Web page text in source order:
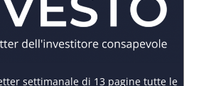
settimanale di 13 pagine tutte le